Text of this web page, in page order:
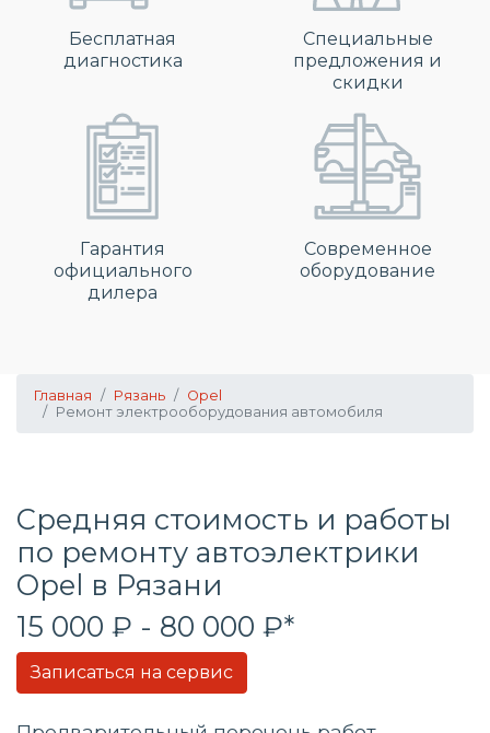
Бесплатная
диагностика
Специальные
предложения и
скидки
Гарантия
официального
дилера
Современное
оборудование
Главная Рязань
Opel
Ремонт электрооборудования автомобиля
Средняя стоимость и работы
по ремонту автоэлектрики
Opel в Рязани
15 000 ₽ - 80 000 ₽*
Записаться на сервис